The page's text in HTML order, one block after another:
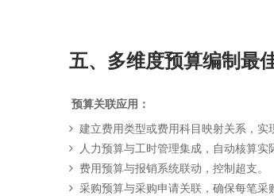
五、多维度预算编制最
预算关联应用：
建立费用类型或费用科目映射关系，实
人力预算与工时管理集成，自动核算实
费用预算与报销系统联动，控制超支。
采购预算与采购申请关联，确保每笔采